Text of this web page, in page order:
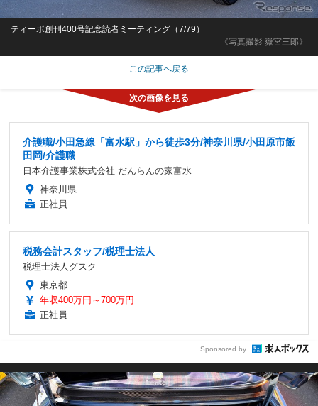
《写真撮影 嶽宮三郎》
ティーポ創刊400号記念読者ミーティング（7/79）
この記事へ戻る
介護職/小田急線「富水駅」から徒歩3分/神奈川県/小田原市飯
田岡/介護職
日本介護事業株式会社 だんらんの家富水
神奈川県
正社員
税務会計スタッフ/税理士法人
税理士法人グスク
東京都
年収400万円～700万円
正社員
Sponsored by